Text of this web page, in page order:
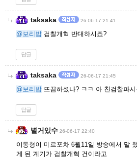
taksaka 26-06-17 21:41
@보리밥 검찰개혁 반대하시죠?
답글
taksaka 26-06-17 21:45
@보리밥 뜨끔하셨나? ㅋㅋ 아 친검찰파
답글
별거있수 26-06-17 22:40
이동형이 미르포차 6월11일 방송에서 말
게 된 계기가 검찰개혁 건이라고